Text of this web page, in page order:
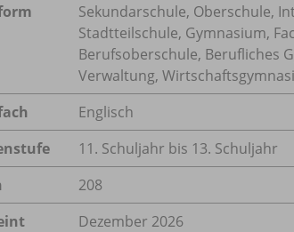
Sekundarschule, Oberschule,
Stadtteilschule, Gymnasium,
Berufsoberschule, Berufliches
Verwaltung,
Englisch
11. Schuljahr bis 13. Schuljahr
208
Dezember 2026